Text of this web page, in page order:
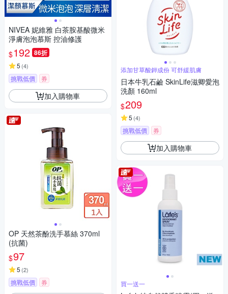
NIVEA 妮維雅 白茶胺基酸微米
淨膚泡泡慕斯 控油修護
$192 86折
5 (4)
挑戰低價 券
加入購物車
OP 天然茶酚洗手慕絲 370ml
(抗菌)
$97
5 (2)
挑戰低價 券
添加甘草酸鉀成份 可舒緩肌膚
日本牛乳石鹼 SkinLife滋卿愛泡
洗顏 160ml
$209
5 (4)
挑戰低價 券
加入購物車
買一送一